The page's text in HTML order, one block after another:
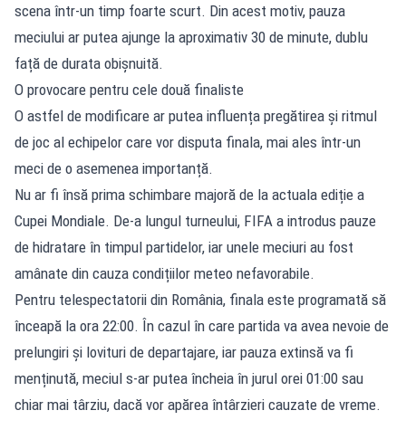
scena într-un timp foarte scurt. Din acest motiv, pauza
meciului ar putea ajunge la aproximativ 30 de minute, dublu
față de durata obișnuită.
O provocare pentru cele două finaliste
O astfel de modificare ar putea influența pregătirea și ritmul
de joc al echipelor care vor disputa finala, mai ales într-un
meci de o asemenea importanță.
Nu ar fi însă prima schimbare majoră de la actuala ediție a
Cupei Mondiale. De-a lungul turneului, FIFA a introdus pauze
de hidratare în timpul partidelor, iar unele meciuri au fost
amânate din cauza condițiilor meteo nefavorabile.
Pentru telespectatorii din România, finala este programată să
înceapă la ora 22:00. În cazul în care partida va avea nevoie de
prelungiri și lovituri de departajare, iar pauza extinsă va fi
menținută, meciul s-ar putea încheia în jurul orei 01:00 sau
chiar mai târziu, dacă vor apărea întârzieri cauzate de vreme.